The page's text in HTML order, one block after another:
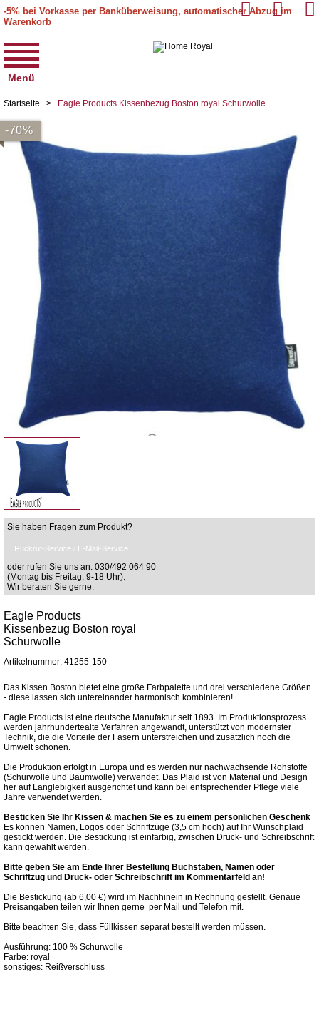
-5% bei Vorkasse per Banküberweisung, automatischer Abzug im
Warenkorb
Menü
Startseite > Eagle Products Kissenbezug Boston royal Schurwolle
-70%
Sie haben Fragen zum Produkt?
Rückruf-Service / E-Mail-Service
oder rufen Sie uns an: 030/492 064 90
(Montag bis Freitag, 9-18 Uhr).
Wir beraten Sie gerne.
Eagle Products
Kissenbezug Boston royal
Schurwolle
Artikelnummer: 41255-150
Das Kissen Boston bietet eine große Farbpalette und drei verschiedene Größen
- diese lassen sich untereinander harmonisch kombinieren!
Eagle Products ist eine deutsche Manufaktur seit 1893. Im Produktionsprozess
werden jahrhundertealte Verfahren angewandt, unterstützt von modernster
Technik, die die Vorteile der Fasern unterstreichen und zusätzlich noch die
Umwelt schonen.
Die Produktion erfolgt in Europa und es werden nur nachwachsende Rohstoffe
(Schurwolle und Baumwolle) verwendet. Das Plaid ist von Material und Design
her auf Langlebigkeit ausgerichtet und kann bei entsprechender Pflege viele
Jahre verwendet werden.
Besticken Sie Ihr Kissen & machen Sie es zu einem persönlichen Geschenk
Es können Namen, Logos oder Schriftzüge (3,5 cm hoch) auf Ihr Wunschplaid
gestickt werden. Die Bestickung ist einfarbig, zwischen Druck- und Schreibschrift
kann gewählt werden.
Bitte geben Sie am Ende Ihrer Bestellung Buchstaben, Namen oder
Schriftzug und Druck- oder Schreibschrift im Kommentarfeld an!
Die Bestickung (ab 6,00 €) wird im Nachhinein in Rechnung gestellt. Genaue
Preisangaben teilen wir Ihnen gerne per Mail und Telefon mit.
Bitte beachten Sie, dass Füllkissen separat bestellt werden müssen.
Ausführung: 100 % Schurwolle
Farbe: royal
sonstiges: Reißverschluss